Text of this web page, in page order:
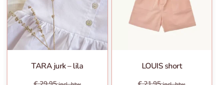
TARA jurk – lila LOUIS short